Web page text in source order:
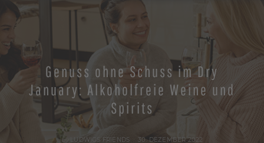
Genuss ohne Schuss im Dry
January: Alkoholfreie Weine und
Spirits
by LUDWIGS FRIENDS
POSTED
30. DEZEMBER 2022